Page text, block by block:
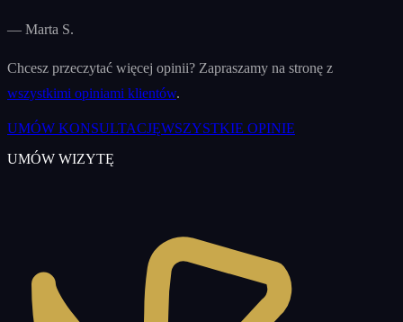
— Marta S.
Chcesz przeczytać więcej opinii? Zapraszamy na stronę z
wszystkimi opiniami klientów.
UMÓW KONSULTACJĘWSZYSTKIE OPINIE
UMÓW WIZYTĘ